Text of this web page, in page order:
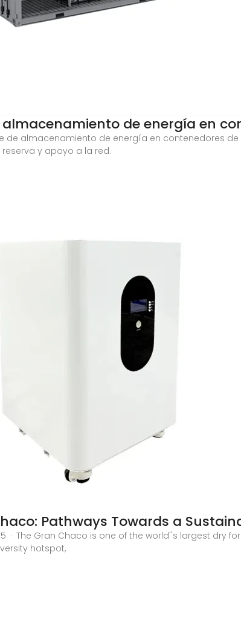
almacenamiento de energía en
de almacenamiento de energía en contenedores de
y apoyo a la red.
Pathways Towards a
· The Gran Chaco is one of the world''s largest dry
hotspot,